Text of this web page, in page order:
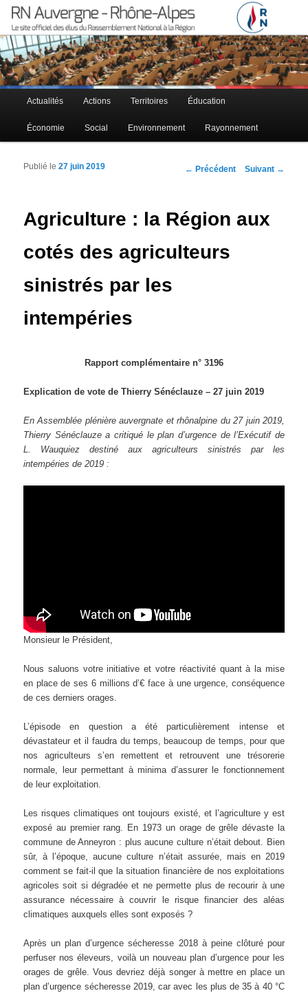
RN Auvergne – Rhône-Alpes
Le site officiel des élus RN à la région Auvergne – Rhône-Alpes
Menu principal
Aller au contenu principal
Aller au contenu secondaire
Actualités Actions Territoires Éducation
Économie Social Environnement Rayonnement
Navigation des articles
← Précédent Suivant →
Agriculture : la Région aux
cotés des agriculteurs
sinistrés par les
intempéries
Publié le27 juin 2019
Rapport complémentaire n° 3196
Explication de vote de Thierry Sénéclauze – 27 juin 2019
En Assemblée plénière auvergnate et rhônalpine du 27 juin 2019,
Thierry Sénéclauze a critiqué le plan d’urgence de l’Exécutif de
L. Wauquiez destiné aux agriculteurs sinistrés par les
intempéries de 2019 :
Monsieur le Président,
Nous saluons votre initiative et votre réactivité quant à la mise
en place de ses 6 millions d’€ face à une urgence, conséquence
de ces derniers orages.
L’épisode en question a été particulièrement intense et
dévastateur et il faudra du temps, beaucoup de temps, pour que
nos agriculteurs s’en remettent et retrouvent une trésorerie
normale, leur permettant à minima d’assurer le fonctionnement
de leur exploitation.
Les risques climatiques ont toujours existé, et l’agriculture y est
exposé au premier rang. En 1973 un orage de grêle dévaste la
commune de Anneyron : plus aucune culture n’était debout. Bien
sûr, à l’époque, aucune culture n’était assurée, mais en 2019
comment se fait-il que la situation financière de nos exploitations
agricoles soit si dégradée et ne permette plus de recourir à une
assurance nécessaire à couvrir le risque financier des aléas
climatiques auxquels elles sont exposés ?
Après un plan d’urgence sécheresse 2018 à peine clôturé pour
perfuser nos éleveurs, voilà un nouveau plan d’urgence pour les
orages de grêle. Vous devriez déjà songer à mettre en place un
plan d’urgence sécheresse 2019, car avec les plus de 35 à 40 °C